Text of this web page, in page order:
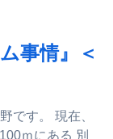
事情』＜
現在、